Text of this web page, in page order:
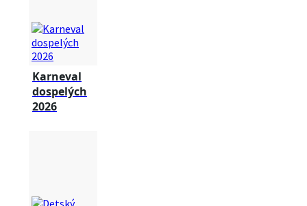
Karneval
dospelých
2026